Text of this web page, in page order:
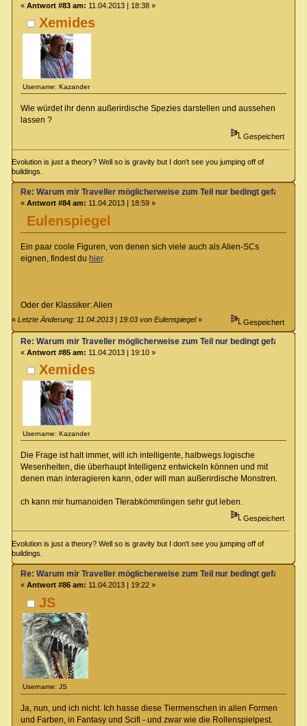
Xemides
Username: Kazander
« Antwort #83 am: 11.04.2013 | 18:38 »
Wie würdet ihr denn außerirdische Spezies darstellen und aussehen
lassen ?
Gespeichert
Evolution is just a theory? Well so is gravity but I don't see you jumping off of
buildings.
Eulenspiegel
Re: Warum mir Traveller möglicherweise zum Teil nur bedingt gefallen
« Antwort #84 am: 11.04.2013 | 18:59 »
Ein paar coole Figuren, von denen sich viele auch als Alien-SCs
eignen, findest du hier.
Oder der Klassiker: Alien
«Letzte Änderung: 11.04.2013 | 19:03 von Eulenspiegel» Gespeichert
Xemides
Username: Kazander
Re: Warum mir Traveller möglicherweise zum Teil nur bedingt gefallen
« Antwort #85 am: 11.04.2013 | 19:10 »
Die Frage ist halt immer, will ich intelligente, halbwegs logische
Wesenheiten, die überhaupt Intelligenz entwickeln können und mit
denen man interagieren kann, oder will man außerirdische Monstren.
ch kann mir humanoiden TIerabkömmlingen sehr gut leben.
Gespeichert
Evolution is just a theory? Well so is gravity but I don't see you jumping off of
buildings.
JS
Username: JS
Re: Warum mir Traveller möglicherweise zum Teil nur bedingt gefallen
« Antwort #86 am: 11.04.2013 | 19:22 »
Ja, nun, und ich nicht. Ich hasse diese Tiermenschen in allen Formen
und Farben, in Fantasy und Scifi - und zwar wie die Rollenspielpest.